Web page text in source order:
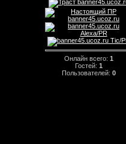
Онлайн всего: 1
Гостей: 1
Пользователей: 0